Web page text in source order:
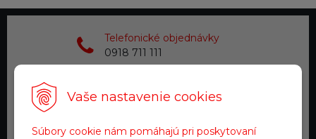
Vaše nastavenie cookies
Súbory cookie nám pomáhajú pri poskytovaní
Telefonické objednávky
0918 711 111
Doprava zadarmo